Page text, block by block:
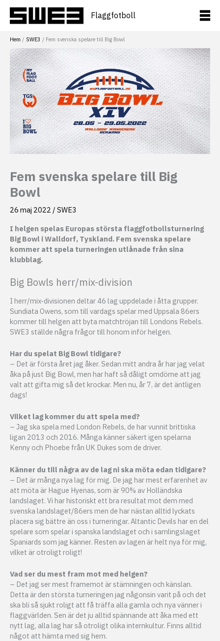
innehåll
Flaggfotboll
Hem SWE3 Fem svenska spelare till Big Bowl
Fem svenska spelare till Big
Bowl
26 maj 2022 / SWE3
I helgen spelas Europas största flaggfotbollsturnering
Big Bowl i Walldorf, Tyskland. Fem svenska spelare
kommer att spela turneringen utlånade från sina
klubblag.
Big Bowls herr/mix-division
I herr/mix-divisionen deltar 46 lag uppdelade i åtta grupper.
Sundiata Owens, som till vardags spelar med Uppsala 86ers
kommer till helgen att byta matchtröjan till Londons Rebels.
SWE3 ställde några frågor till honom inför helgen.
Har du spelat Big Bowl tidigare?
– Det är första året jag åker. Sedan mitt andra år har jag velat
åka på just Big Bowl, men har haft så dåligt omdöme att jag
valt att gifta mig så det krockar. Men nu, år 7, är det äntligen
dags!
Vilket lag kommer du att spela med?
– Jag ska spela med London Rebels, de har vunnit brittiska
ligan 2013 och 2016. Många känner säkert igen spelarna
Kenny och Phoebe från UK Dukes som de driver.
Känner du till några av de lag ni ska möta edan tidigare?
– Det är många nya lag för mig. De jag har mest erfarenhet av
att möta är Hague Hyenas, som är 90% av Holländska
landslaget. Vi har historiskt ett bra resultat mot dem med
svenska landslaget/86ers men de har nästan alltid lyckats
placera sig bättre än oss i turneringar. Altantic Devils har en del
spelare som spelar i spanska landslaget och i samlingslaget
Spaniards som jag känner. Resten av lagen är helt nya för mig,
vilket är otroligt roligt!
Vad ser du mest fram mot med helgen?
– Det jag ser mest framemot är stämningen och känslan.
Detta är den största turneringen jag någonsin varit på och det
ska bli så sjukt roligt att få träffa alla gamla och nya vänner i
flaggvärlden. Sen är det ju alltid spännande att åka med ett
nytt lag, alla lag har så otroligt olika internkultur. Finns alltid
något att hämta med sig hem.